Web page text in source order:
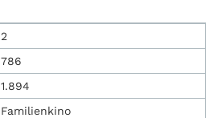
2
786
1.894
Familienkino